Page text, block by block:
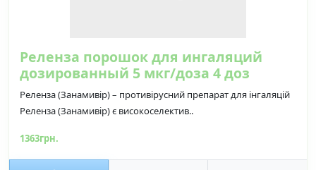
Реленза порошок для ингаляций
дозированный 5 мкг/доза 4 доз
Реленза (Занамивір) – противірусний препарат для інгаляцій
Реленза (Занамивір) є високоселектив..
1363грн.